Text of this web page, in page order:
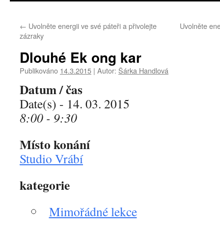
← Uvolněte energii ve své páteři a přivolejte
zázraky
Uvolněte
Dlouhé Ek ong kar
Publikováno 14.3.2015 | Autor: Šárka Handlová
Datum / čas
Date(s) - 14. 03. 2015
8:00 - 9:30
Místo konání
Studio Vrábí
kategorie
Mimořádné lekce